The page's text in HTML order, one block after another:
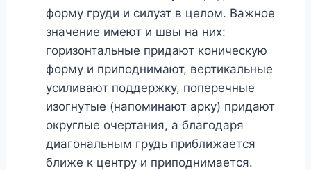
форму груди и силуэт в целом. Важное
значение имеют и швы на них:
горизонтальные придают коническую
форму и приподнимают, вертикальные
усиливают поддержку, поперечные
изогнутые (напоминают арку) придают
округлые очертания, а благодаря
диагональным грудь приближается
ближе к центру и приподнимается.